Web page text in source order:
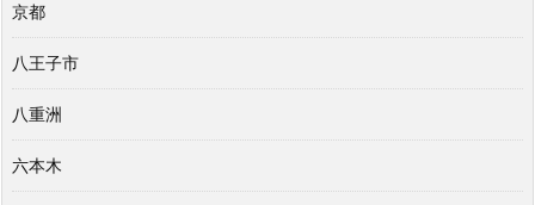
京都
八王子市
八重洲
六本木